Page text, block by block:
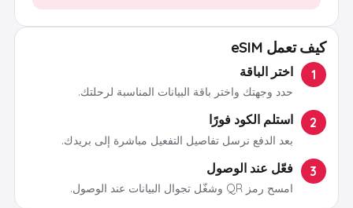
كيف تعمل eSIM
1 اختر الباقة
حدد وجهتك واختر باقة البيانات المناسبة لرحلتك.
2 استلم الكود فورًا
بعد الدفع نرسل تفاصيل التفعيل مباشرة إلى بريدك.
3 فعّل عند الوصول
امسح رمز QR وشغّل تجوال البيانات عند الوصول.